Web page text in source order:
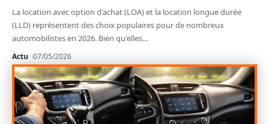
La location avec option d'achat (LOA) et la location longue durée
(LLD) représentent des choix populaires pour de nombreux
automobilistes en 2026. Bien qu'elles…
Actu 07/05/2026